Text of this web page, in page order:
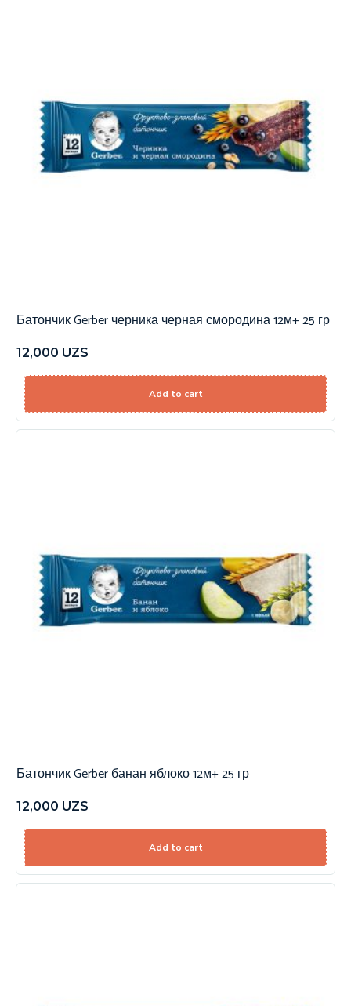
Батончик Gerber черника черная смородина 12м+ 25 гр
12,000 UZS
Add to cart
Батончик Gerber банан яблоко 12м+ 25 гр
12,000 UZS
Add to cart